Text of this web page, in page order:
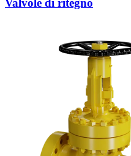
Valvole di ritegno